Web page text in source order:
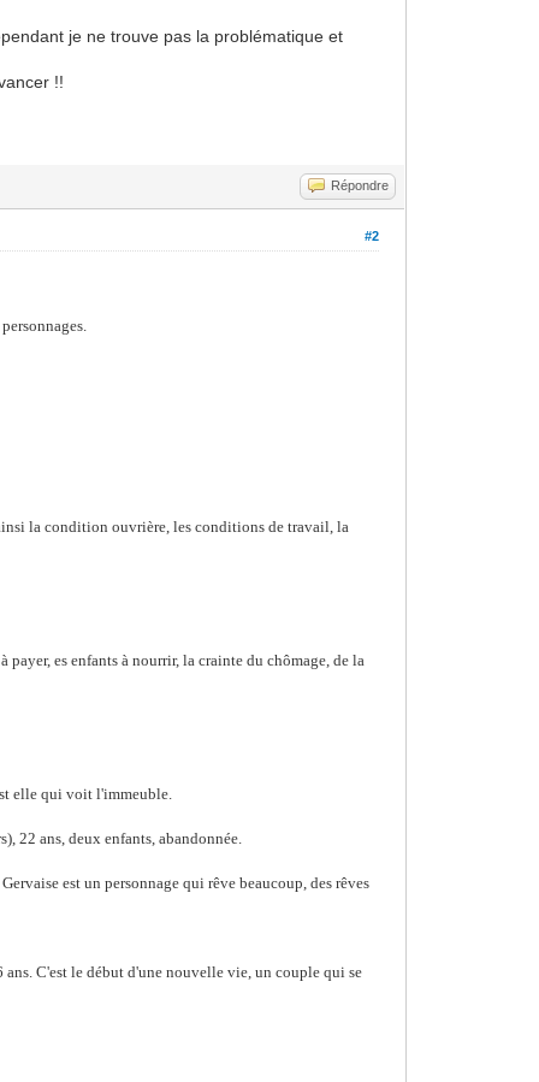
je ne trouve pas la problématique et
!!
Répondre
#2
la condition ouvrière, les conditions de travail, la
es enfants à nourrir, la crainte du chômage, de la
elle qui voit l'immeuble.
22 ans, deux enfants, abandonnée.
est un personnage qui rêve beaucoup, des rêves
C'est le début d'une nouvelle vie, un couple qui se